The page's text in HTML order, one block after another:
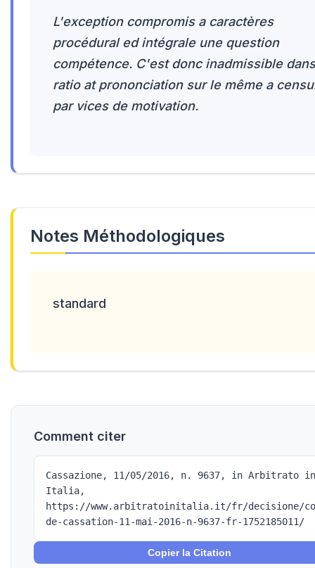
L'exception compromis a caractères
procédural ed intégrale une question
compétence. C'est donc inadmissible dans
ratio at prononciation sur le même a
par vices de motivation.
Notes Méthodologiques
standard
Comment citer
Cassazione, 11/05/2016, n. 9637, in Arbitrato in
Italia,
https://www.arbitratoinitalia.it/fr/decisione/
de-cassation-11-mai-2016-n-9637-fr-1752185011/
Copier la Citation